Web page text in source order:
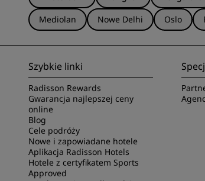
Mediolan
Nowe Delhi Oslo
Szybkie linki
Radisson Rewards
Gwarancja najlepszej ceny
online
Blog
Cele podróży
Nowe i zapowiadane hotele
Aplikacja Radisson Hotels
Hotele z certyfikatem Sports
Approved